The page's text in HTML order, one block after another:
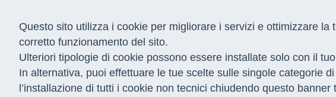
CHI SIAMO COSA FACCIAMO I NOSTRI
Questo sito utilizza i cookie per migliorare i servizi e ottimizzare
corretto funzionamento del sito.
Ulteriori tipologie di cookie possono essere installate solo con il tuo
In alternativa, puoi effettuare le tue scelte sulle singole categorie
l’installazione di tutti i cookie non tecnici chiudendo questo banner